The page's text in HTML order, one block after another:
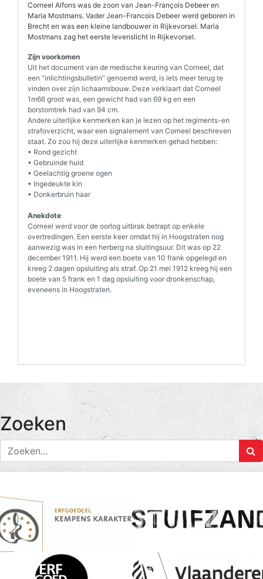
Corneel Alfons was de zoon van Jean-François Debeer en
Maria Mostmans. Vader Jean-Francois Debeer werd geboren in
Brecht en was een kleine landbouwer in Rijkevorsel. Maria
Mostmans zag het eerste levenslicht in Rijkevorsel.
Zijn voorkomen
Uit het document van de medische keuring van Corneel, dat
een “inlichtingsbulletin” genoemd werd, is iets meer terug te
vinden over zijn lichaamsbouw. Deze verklaart dat Corneel
1m66 groot was, een gewicht had van 69 kg en een
borstomtrek had van 94 cm.
Andere uiterlijke kenmerken kan je lezen op het regiments-en
strafoverzicht, waar een signalement van Corneel beschreven
staat. Zo zou hij deze uiterlijke kenmerken gehad hebben:
• Rond gezicht
• Gebruinde huid
• Geelachtig groene ogen
• Ingedeukte kin
• Donkerbruin haar
Anekdote
Corneel werd voor de oorlog uitbrak betrapt op enkele
overtredingen. Een eerste keer omdat hij in Hoogstraten nog
aanwezig was in een herberg na sluitingsuur. Dit was op 22
december 1911. Hij werd een boete van 10 frank opgelegd en
kreeg 2 dagen opsluiting als straf. Op 21 mei 1912 kreeg hij een
boete van 5 frank en 1 dag opsluiting voor dronkenschap,
eveneens in Hoogstraten.
Zoeken